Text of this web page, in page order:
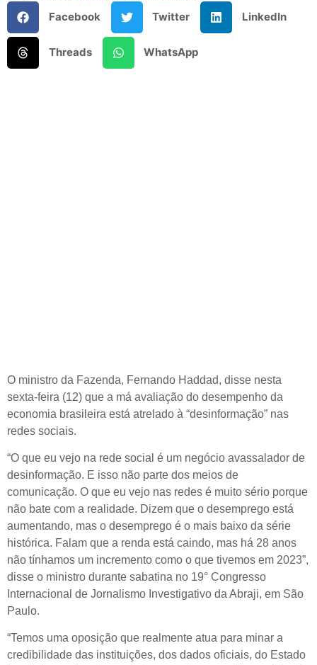
Facebook Twitter LinkedIn
Threads WhatsApp
O ministro da Fazenda, Fernando Haddad, disse nesta
sexta-feira (12) que a má avaliação do desempenho da
economia brasileira está atrelado à “desinformação” nas
redes sociais.
“O que eu vejo na rede social é um negócio avassalador de
desinformação. E isso não parte dos meios de
comunicação. O que eu vejo nas redes é muito sério porque
não bate com a realidade. Dizem que o desemprego está
aumentando, mas o desemprego é o mais baixo da série
histórica. Falam que a renda está caindo, mas há 28 anos
não tínhamos um incremento como o que tivemos em 2023”,
disse o ministro durante sabatina no 19° Congresso
Internacional de Jornalismo Investigativo da Abraji, em São
Paulo.
“Temos uma oposição que realmente atua para minar a
credibilidade das instituições, dos dados oficiais, do Estado